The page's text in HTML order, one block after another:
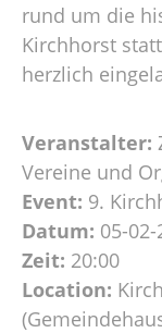
rund um die
Kirchhorst
herzlich
Veranstalter:
Vereine und
Event: 9.
Datum: 05-
Zeit: 20:00
Location: